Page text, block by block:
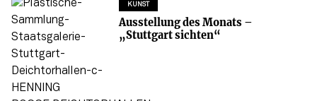
KUNST
Ausstellung des Monats –
„Stuttgart sichten“